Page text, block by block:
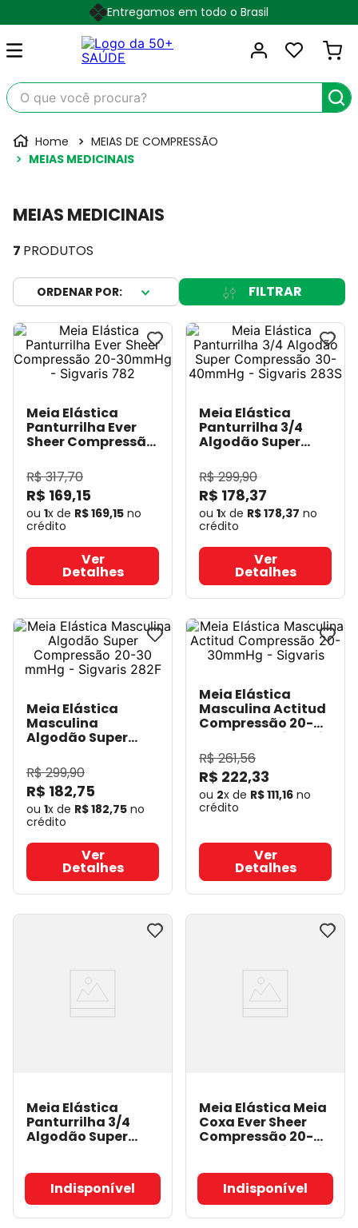
Entregamos em todo o Brasil
O que você procura?
MEIAS DE COMPRESSÃO
MEIAS MEDICINAIS
MEIAS MEDICINAIS
7 PRODUTOS
FILTRAR
Meia Elástica
Panturrilha Ever
Sheer Compressão
Sigvaris 782
Sigvaris
R$317,70
R$ 169,15
ou 1x de R$169,15 no
crédito
Ver
Detalhes
Meia Elástica
Panturrilha 3/4
Algodão Super
40mmHg - Sigvaris
283S- Sigvaris
R$299,90
R$ 178,37
ou 1x de R$178,37 no
crédito
Ver
Detalhes
Meia Elástica
Masculina
Algodão Super
mmHg - Sigvaris
282F- Sigvaris
R$299,90
R$ 182,75
ou 1x de R$182,75 no
crédito
Ver
Detalhes
Meia Elástica
Masculina Actitud
Compressão 20-
30mmHg - Sigvaris
- Sigvaris
R$261,56
R$ 222,33
ou 2x de R$111,16 no
crédito
Ver
Detalhes
Meia Elástica
Panturrilha 3/4
Algodão Super
Sigvaris 282S
Sigvaris
Indisponível
Meia Elástica Meia
Coxa Ever Sheer
Compressão 20-
30mmHg - Sigvaris
Indisponível